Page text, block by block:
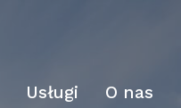
Usługi O nas